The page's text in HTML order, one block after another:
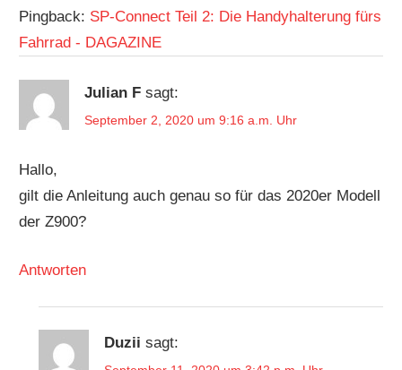
Pingback: SP-Connect Teil 2: Die Handyhalterung fürs
Fahrrad - DAGAZINE
Julian F sagt:
September 2, 2020 um 9:16 a.m. Uhr
Hallo,
gilt die Anleitung auch genau so für das 2020er Modell
der Z900?
Antworten
Duzii sagt: